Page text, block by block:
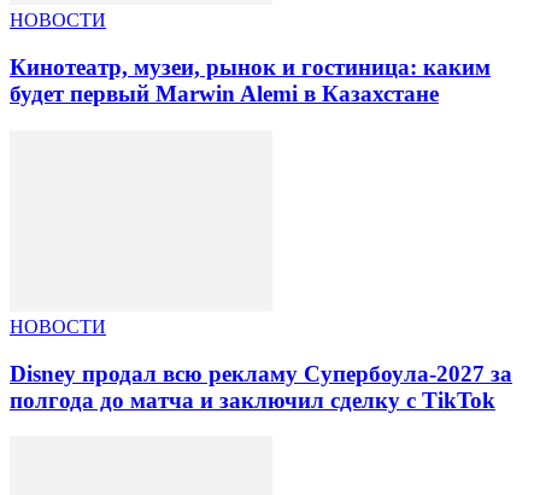
НОВОСТИ
Кинотеатр, музеи, рынок и гостиница: каким
будет первый Marwin Alemi в Казахстане
НОВОСТИ
Disney продал всю рекламу Супербоула-2027 за
полгода до матча и заключил сделку с TikTok